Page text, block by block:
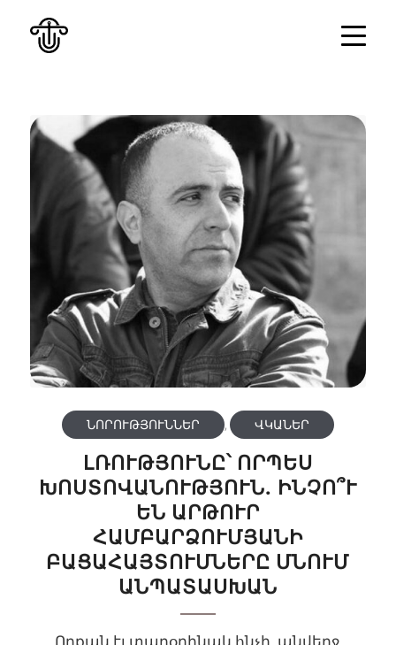
ԼՌՈՒԹՅՈՒՆԸ՝ ՈՐՊԵՍ
ԽՈՍՏՈՎԱՆՈՒԹՅՈՒՆ. ԻՆՉՈ՞Ւ
ԵՆ ԱՐԹՈՒՐ
ՀԱՄԲԱՐՁՈՒՄՅԱՆԻ
ԲԱՑԱՀԱՅՏՈՒՄՆԵՐԸ ՄՆՈՒՄ
ԱՆՊԱՏԱՍԽԱՆ
ՆՈՐՈՒԹՅՈՒՆՆԵՐ , ՎԿԱՆԵՐ
Որքան էլ տարօրինակ հնչի, անվերջ